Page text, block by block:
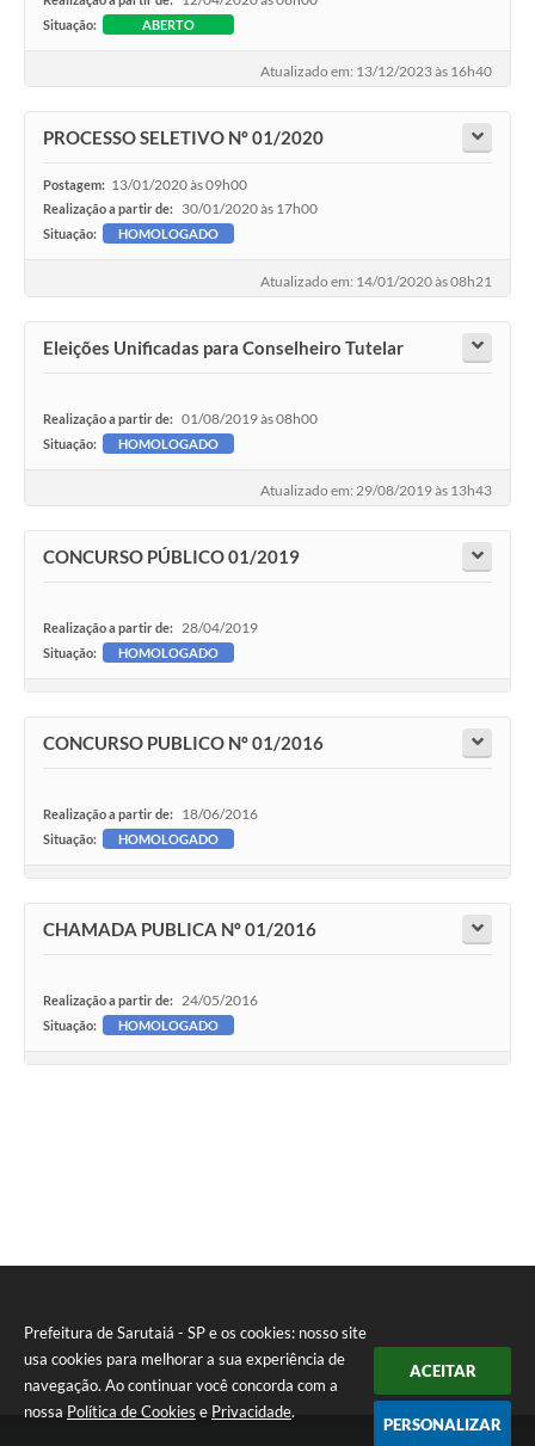
Prefeitura de Sarutaiá - SP e os cookies: nosso site
usa cookies para melhorar a sua experiência de
navegação. Ao continuar você concorda com a
nossa Política de Cookies e Privacidade.
ACEITAR
PERSONALIZAR
Situação: ABERTO
Atualizado em: 13/12/2023 às 16h40
PROCESSO SELETIVO Nº 01/2020
Postagem: 13/01/2020 às 09h00
Realização a partir de: 30/01/2020 às 17h00
Situação: HOMOLOGADO
Atualizado em: 14/01/2020 às 08h21
Eleições Unificadas para Conselheiro Tutelar
Realização a partir de: 01/08/2019 às 08h00
Situação: HOMOLOGADO
Atualizado em: 29/08/2019 às 13h43
CONCURSO PÚBLICO 01/2019
Realização a partir de: 28/04/2019
Situação: HOMOLOGADO
CONCURSO PUBLICO Nº 01/2016
Realização a partir de: 18/06/2016
Situação: HOMOLOGADO
CHAMADA PUBLICA Nº 01/2016
Realização a partir de: 24/05/2016
Situação: HOMOLOGADO